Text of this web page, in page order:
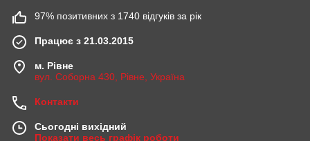
97% позитивних з 1740 відгуків за рік
Працює з 21.03.2015
м. Рівне
вул. Соборна 430, Рівне, Україна
Контакти
Сьогодні вихідний
Показати весь графік роботи